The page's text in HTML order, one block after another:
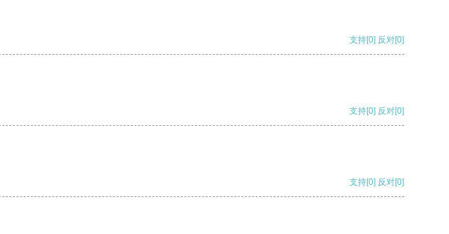
支持[0] 反对[0]
支持[0] 反对[0]
支持[0] 反对[0]